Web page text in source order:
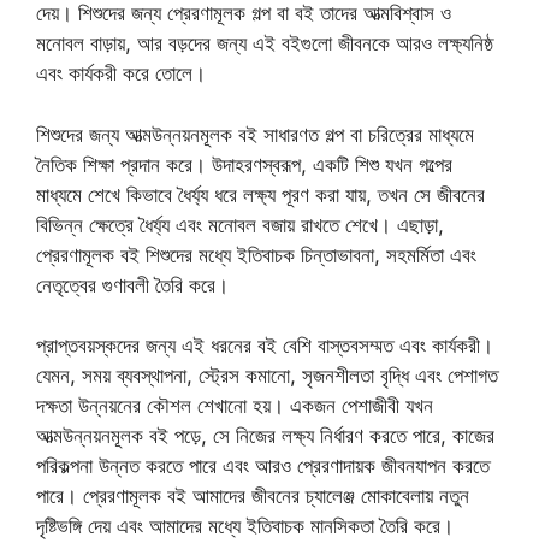
দেয়। শিশুদের জন্য প্রেরণামূলক গল্প বা বই তাদের আত্মবিশ্বাস ও
মনোবল বাড়ায়, আর বড়দের জন্য এই বইগুলো জীবনকে আরও লক্ষ্যনিষ্ঠ
এবং কার্যকরী করে তোলে।
শিশুদের জন্য আত্মউন্নয়নমূলক বই সাধারণত গল্প বা চরিত্রের মাধ্যমে
নৈতিক শিক্ষা প্রদান করে। উদাহরণস্বরূপ, একটি শিশু যখন গল্পের
মাধ্যমে শেখে কিভাবে ধৈর্য্য ধরে লক্ষ্য পূরণ করা যায়, তখন সে জীবনের
বিভিন্ন ক্ষেত্রে ধৈর্য্য এবং মনোবল বজায় রাখতে শেখে। এছাড়া,
প্রেরণামূলক বই শিশুদের মধ্যে ইতিবাচক চিন্তাভাবনা, সহমর্মিতা এবং
নেতৃত্বের গুণাবলী তৈরি করে।
প্রাপ্তবয়স্কদের জন্য এই ধরনের বই বেশি বাস্তবসম্মত এবং কার্যকরী।
যেমন, সময় ব্যবস্থাপনা, স্ট্রেস কমানো, সৃজনশীলতা বৃদ্ধি এবং পেশাগত
দক্ষতা উন্নয়নের কৌশল শেখানো হয়। একজন পেশাজীবী যখন
আত্মউন্নয়নমূলক বই পড়ে, সে নিজের লক্ষ্য নির্ধারণ করতে পারে, কাজের
পরিকল্পনা উন্নত করতে পারে এবং আরও প্রেরণাদায়ক জীবনযাপন করতে
পারে। প্রেরণামূলক বই আমাদের জীবনের চ্যালেঞ্জ মোকাবেলায় নতুন
দৃষ্টিভঙ্গি দেয় এবং আমাদের মধ্যে ইতিবাচক মানসিকতা তৈরি করে।